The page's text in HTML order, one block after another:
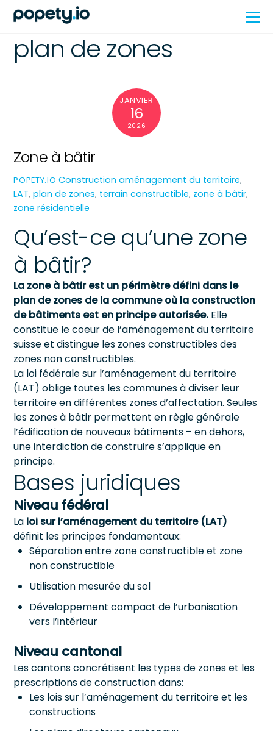
Skip
plan de zones
JANVIER
16
2026
Zone à bâtir
POPETY.IO Construction aménagement du territoire,
LAT,plan de zones, terrain constructible, zone à bâtir,
zone résidentielle
Qu’est-ce qu’une zone
à bâtir?
La zone à bâtir est un périmètre défini dans le
plan de zones de la commune où la construction
de bâtiments est en principe autorisée. Elle
constitue le coeur de l’aménagement du territoire
suisse et distingue les zones constructibles des
zones non constructibles.
La loi fédérale sur l’aménagement du territoire
(LAT) oblige toutes les communes à diviser leur
territoire en différentes zones d’affectation. Seules
les zones à bâtir permettent en règle générale
l’édification de nouveaux bâtiments – en dehors,
une interdiction de construire s’applique en
principe.
Bases juridiques
Niveau fédéral
La loi sur l’aménagement du territoire (LAT)
définit les principes fondamentaux:
Séparation entre zone constructible et zone
non constructible
Utilisation mesurée du sol
Développement compact de l’urbanisation
vers l’intérieur
Niveau cantonal
Les cantons concrétisent les types de zones et les
prescriptions de construction dans:
Les lois sur l’aménagement du territoire et les
constructions